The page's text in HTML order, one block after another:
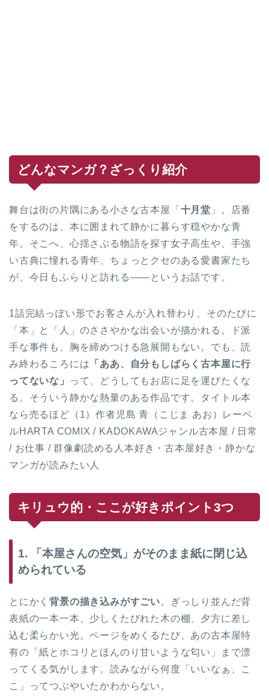
どんなマンガ？ざっくり紹介
舞台は街の片隅にある小さな古本屋「 十月堂 」。店番
をするのは、本に囲まれて静かに暮らす穏やかな青
年。そこへ、心揺さぶる物語を探す女子高生や、手強
い古典に憧れる青年、ちょっとクセのある愛書家たち
が、今日もふらりと訪れる——というお話です。
1話完結っぽい形でお客さんが入れ替わり、そのたびに
「本」と「人」のささやかな出会いが描かれる。ド派
手な事件も、胸を締めつける急展開もない。でも、読
み終わるころには 「ああ、自分もしばらく古本屋に行
ってないな」
って、どうしてもお店に足を運びたくな
る。そういう静かな熱量のある作品です。タイトル本
なら売るほど（1）作者児島 青（こじま あお）レーベ
ルHARTA COMIX / KADOKAWAジャンル古本屋 / 日常
/ お仕事 / 群像劇読める人本好き・古本屋好き・静かな
マンガが読みたい人
キリュウ的・ここが好きポイント3つ
1. 「本屋さんの空気」がそのまま紙に閉じ込
められている
とにかく背景の描き込みがすごい。ぎっしり並んだ背
表紙の一本一本、少しくたびれた木の棚、夕方に差し
込む柔らかい光。ページをめくるたび、あの古本屋特
有の「紙とホコリとほんのり甘いような匂い」まで漂
ってくる気がします。読みながら何度「いいなぁ、こ
こ」ってつぶやいたかわからない。